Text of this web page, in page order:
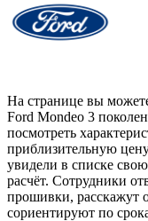
На странице вы
Ford Mondeo 3
посмотреть
приблизительную
увидели в списке
расчёт. Сотрудники
прошивки, расскажут
сориентируют по